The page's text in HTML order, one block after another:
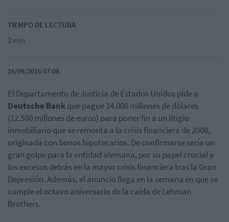
TIEMPO DE LECTURA
2 min
16/09/2016 07:08
El Departamento de Justicia de Estados Unidos pide a
Deutsche Bankque pague 14.000 millones de dólares
(12.500 millones de euros) para poner fin a un litigio
inmobiliario que se remonta a la crisis financiera de 2008,
originada con bonos hipotecarios. De confirmarse sería un
gran golpe para la entidad alemana, por su papel crucial y
los excesos detrás en la mayor crisis financiera tras la Gran
Depresión. Además, el anuncio llega en la semana en que se
cumple el octavo aniversario de la caída de Lehman
Brothers.